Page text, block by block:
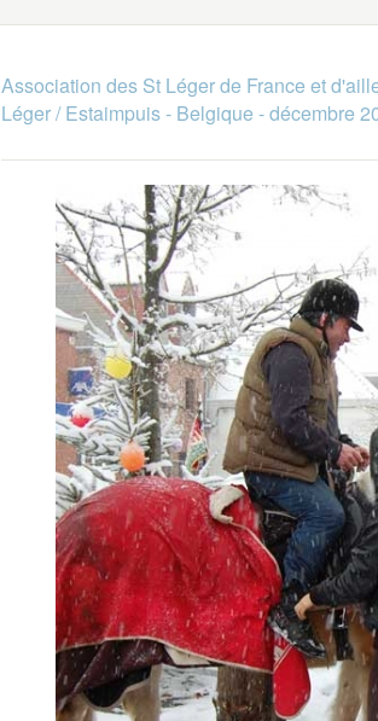
Association des St Léger de France et
Léger / Estaimpuis - Belgique - décembre